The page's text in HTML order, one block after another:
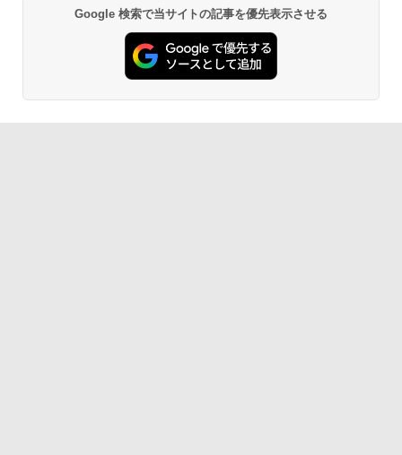
Google 検索で当サイトの記事を優先表示させる